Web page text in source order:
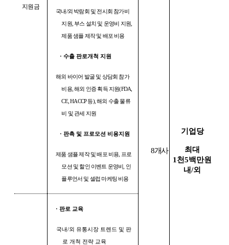
지원금
국내/외 박람회 및 전시회 참가비
지원 ,부스 설치 및 운영비 지원
제품 샘플 제작 및 배포 비용
· 수출 판로개척 지원
해외 바이어 발굴 및 상담회 참가
비용,해외 인증 획득 지원(FDA,
CE, HACCP등),해외 수출 물류
비 및 관세 지원
· 판촉 및 프로모션 비용지원
제품 샘플 제작 및 배포 비용 프로
모션 및 할인 이벤트 운영비 인
플루언서 및 셀럽 마케팅 비용
8개사
기업당
최대
1 천5백만원
내/외
·판로 교육
국내/외 유통시장 트렌드 및 판
로 개척 전략 교육